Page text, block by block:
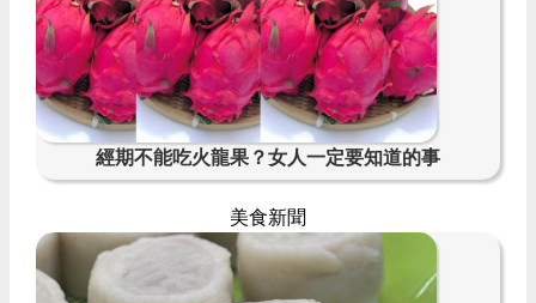
經期不能吃火龍果？女人一定要知道的事
美食新聞